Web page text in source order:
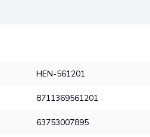
HEN-561201
8711369561201
63753007895